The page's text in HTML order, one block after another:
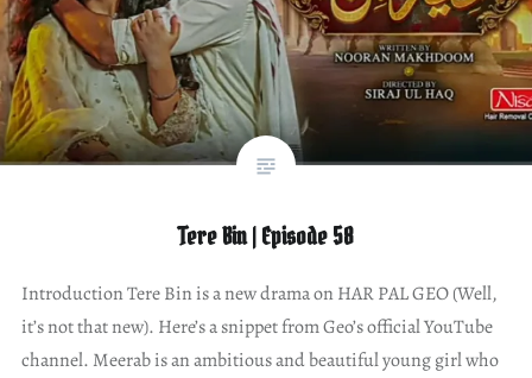
Tere Bin | Episode 58
Introduction Tere Bin is a new drama on HAR PAL GEO (Well,
it’s not that new). Here’s a snippet from Geo’s official YouTube
channel. Meerab is an ambitious and beautiful young girl who